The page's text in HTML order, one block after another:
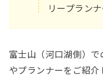
リープラン
富士山（河口湖側）
やプランナーをご紹介